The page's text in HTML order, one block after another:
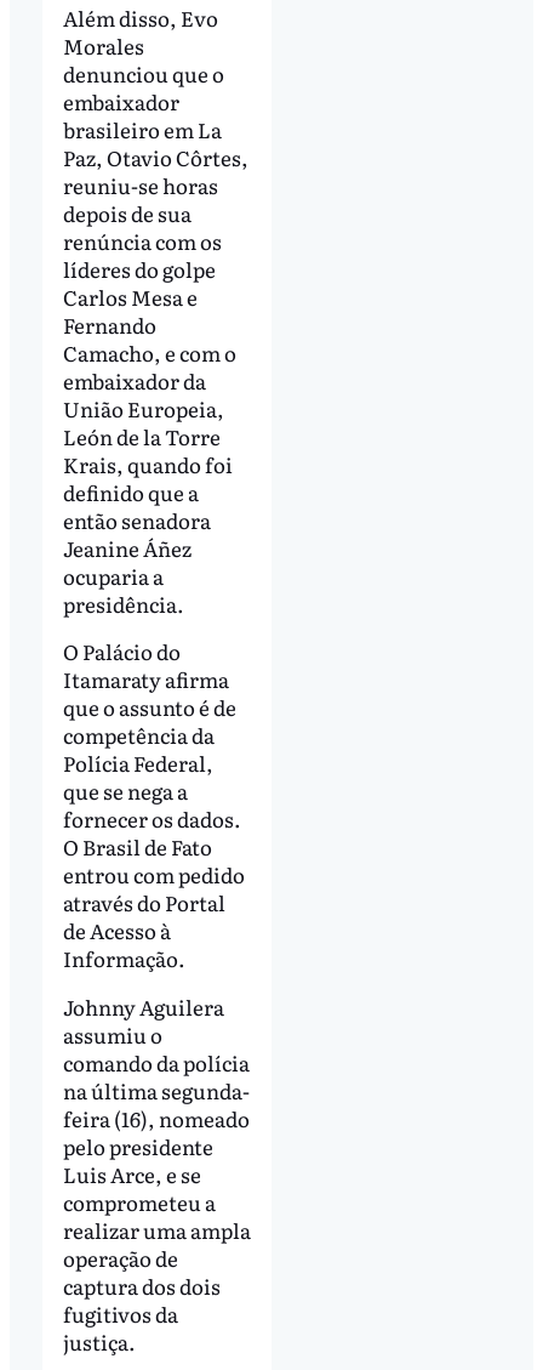
Além disso, Evo
Morales
denunciou que o
embaixador
brasileiro em La
Paz, Otavio Côrtes,
reuniu-se horas
depois de sua
renúncia com os
líderes do golpe
Carlos Mesa e
Fernando
Camacho, e com o
embaixador da
União Europeia,
León de la Torre
Krais, quando foi
definido que a
então senadora
Jeanine Áñez
ocuparia a
presidência.
O Palácio do
Itamaraty afirma
que o assunto é de
competência da
Polícia Federal,
que se nega a
fornecer os dados.
O Brasil de Fato
entrou com pedido
através do Portal
de Acesso à
Informação.
Johnny Aguilera
assumiu o
comando da polícia
na última segunda-
feira (16), nomeado
pelo presidente
Luis Arce, e se
comprometeu a
realizar uma ampla
operação de
captura dos dois
fugitivos da
justiça.